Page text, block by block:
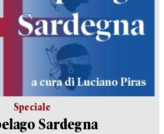
Speciale
Sardegna